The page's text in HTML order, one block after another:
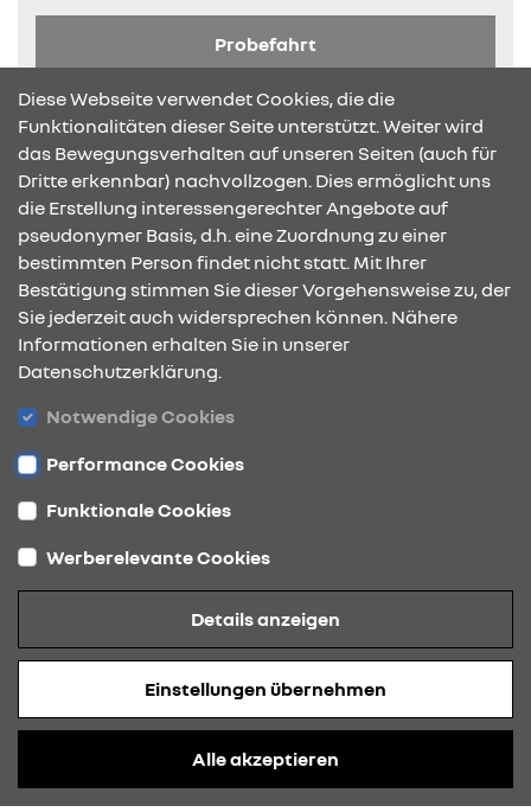
Probefahrt
Angebots-Anfrage
Serviceanfrage
Ankaufservice
Broschüre anfragen
KONTAKT & ANFAHRT
ÖFFNUNGSZEITEN
STANDORTE
Diese Webseite verwendet Cookies, die die
Funktionalitäten dieser Seite unterstützt. Weiter wird
das Bewegungsverhalten auf unseren Seiten (auch für
Dritte erkennbar) nachvollzogen. Dies ermöglicht uns
die Erstellung interessengerechter Angebote auf
pseudonymer Basis, d.h. eine Zuordnung zu einer
bestimmten Person findet nicht statt. Mit Ihrer
Bestätigung stimmen Sie dieser Vorgehensweise zu, der
Sie jederzeit auch widersprechen können. Nähere
Informationen erhalten Sie in unserer
Datenschutzerklärung.
Notwendige Cookies
Performance Cookies
Funktionale Cookies
Werberelevante Cookies
Details anzeigen
Einstellungen übernehmen
Alle akzeptieren